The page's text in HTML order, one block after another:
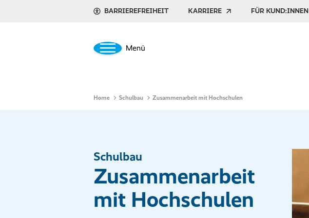
BARRIEREFREIHEIT KARRIERE FÜR KUND:INNEN
Menü
Home Schulbau Zusammenarbeit mit Hochschulen
Schulbau
Zusammenarbeit
mit Hochschulen